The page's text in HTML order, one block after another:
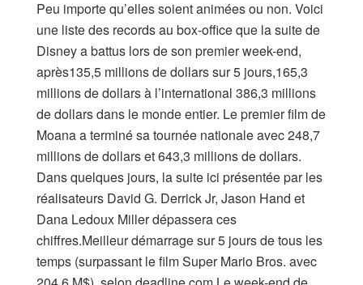
Peu importe qu’elles soient animées ou non. Voici
une liste des records au box-office que la suite de
Disney a battus lors de son premier week-end,
après135,5 millions de dollars sur 5 jours,165,3
millions de dollars à l’international 386,3 millions
de dollars dans le monde entier. Le premier film de
Moana a terminé sa tournée nationale avec 248,7
millions de dollars et 643,3 millions de dollars.
Dans quelques jours, la suite ici présentée par les
réalisateurs David G. Derrick Jr, Jason Hand et
Dana Ledoux Miller dépassera ces
chiffres.Meilleur démarrage sur 5 jours de tous les
temps (surpassant le film Super Mario Bros. avec